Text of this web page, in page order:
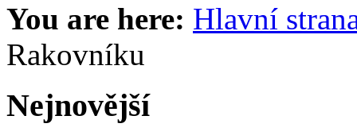
You are here: Hlavní
Rakovníku
Nejnovější